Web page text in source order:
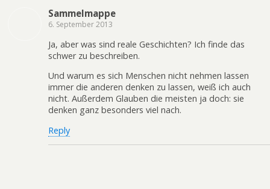
Sammelmappe
6. September 2013
Ja, aber was sind reale Geschichten? Ich finde das
schwer zu beschreiben.
Und warum es sich Menschen nicht nehmen lassen
immer die anderen denken zu lassen, weiß ich auch
nicht. Außerdem Glauben die meisten ja doch: sie
denken ganz besonders viel nach.
Reply